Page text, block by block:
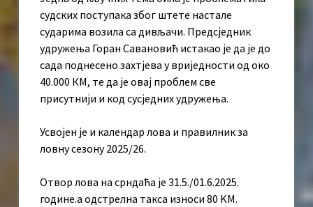
судских поступака због штете настале
сударима возила са дивљачи. Предсједник
удружења Горан Савановић истакао је да је до
сада поднесено захтјева у вриједности од око
40.000 КМ, те да је овај проблем све
присутнији и код сусједних удружења.
Усвојен је и календар лова и правилник за
ловну сезону 2025/26.
Отвор лова на срндаћа је 31.5./01.6.2025.
године.а одстрелна такса износи 80 KМ.